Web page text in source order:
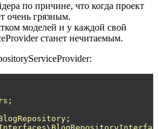
по причине, что когда проект
очень грязным.
моделей и у каждой свой
станет нечитаемым.
;